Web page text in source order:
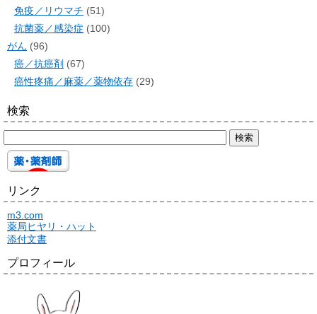
免疫／リウマチ (51)
抗菌薬／感染症 (100)
がん (96)
癌／抗癌剤 (67)
癌性疼痛／麻薬／薬物依存 (29)
検索
リンク
m3.com
薬局ヒヤリ・ハット
添付文書
プロフィール